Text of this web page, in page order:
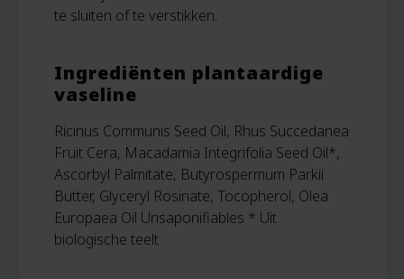
te sluiten of te verstikken.
Ingrediënten plantaardige
vaseline
Ricinus Communis Seed Oil, Rhus Succedanea
Fruit Cera, Macadamia Integrifolia Seed Oil*,
Ascorbyl Palmitate, Butyrospermum Parkii
Butter, Glyceryl Rosinate, Tocopherol, Olea
Europaea Oil Unsaponifiables * Uit
biologische teelt